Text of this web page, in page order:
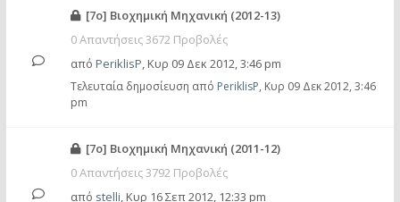
[7ο] Βιοχημική Μηχανική (2012-13)
0 Απαντήσεις 3672 Προβολές
από PeriklisP, Κυρ 09 Δεκ 2012, 3:46 pm
Τελευταία δημοσίευση από PeriklisP, Κυρ 09 Δεκ 2012, 3:46
pm
[7ο] Βιοχημική Μηχανική (2011-12)
0 Απαντήσεις 3792 Προβολές
από stelli, Κυρ 16 Σεπ 2012, 12:33 pm